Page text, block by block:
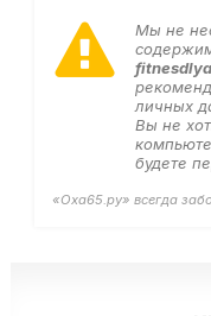
Мы не
личных
Вы не
будете
«Оха65.ру» всегда